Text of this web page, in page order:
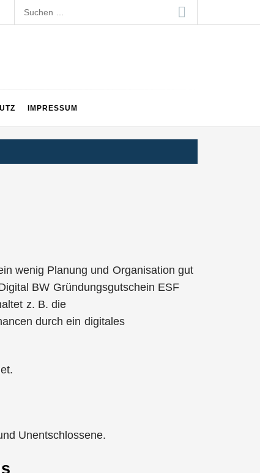
Suchen
nach:
IMPRESSUM
wenig Planung und Organisation gut
BW Gründungsgutschein ESF
z. B. die
durch ein digitales
Unentschlossene.